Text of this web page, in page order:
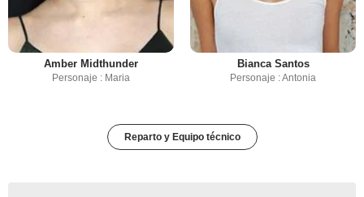
Amber Midthunder
Personaje : Maria
Bianca Santos
Personaje : Antonia
Reparto y Equipo técnico